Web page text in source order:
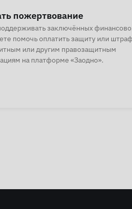
пожертвование
заключённых
помочь оплатить защиту или штраф
или другим правозащитным
на платформе «Заодно».